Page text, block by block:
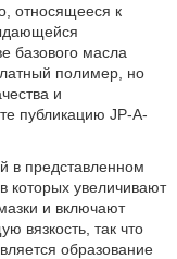
относящееся к
базового масла
полимер, но
и
публикацию JP-A-
в представленном
которых увеличивают
и включают
вязкость, так что
образование